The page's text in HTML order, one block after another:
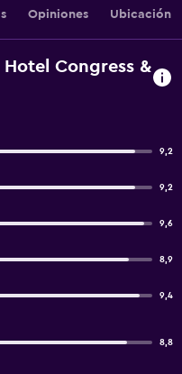
Opiniones Ubicación
Congress &
9,2
9,2
9,6
8,9
9,4
8,8